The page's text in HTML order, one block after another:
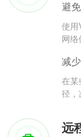
避
使用
网络
减
在某
径，
远